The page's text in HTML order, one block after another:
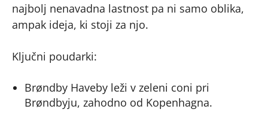
najbolj nenavadna lastnost pa ni samo oblika,
ampak ideja, ki stoji za njo.
Ključni poudarki:
Brøndby Haveby leži v zeleni coni pri
Brøndbyju, zahodno od Kopenhagna.